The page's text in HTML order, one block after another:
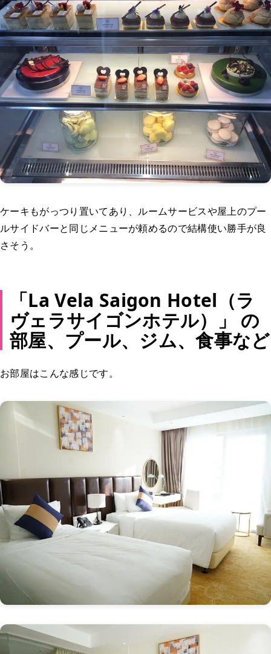
ケーキもがっつり置いてあり、ルームサービスや屋上のプー
ルサイドバーと同じメニューが頼めるので結構使い勝手が良
さそう。
「La Vela Saigon Hotel（ラ
ヴェラサイゴンホテル）」 の
部屋、プール、ジム、食事など
お部屋はこんな感じです。